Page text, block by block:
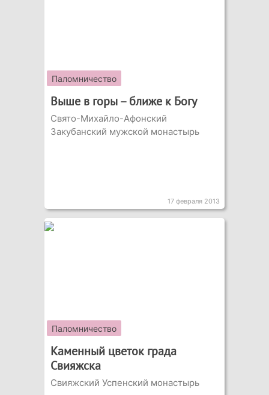
Паломничество
Выше в горы – ближе к Богу
Свято-Михайло-Афонский
Закубанский мужской монастырь
17 февраля 2013
Паломничество
Каменный цветок града
Свияжска
Свияжский Успенский монастырь